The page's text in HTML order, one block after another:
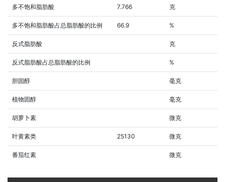
多不饱和脂肪酸 7.766 克
多不饱和脂肪酸占总脂肪酸的比例 66.9 %
反式脂肪酸 克
反式脂肪酸占总脂肪酸的比例 %
胆固醇 毫克
植物固醇 毫克
胡萝卜素 微克
叶黄素类 25130 微克
番茄红素 微克